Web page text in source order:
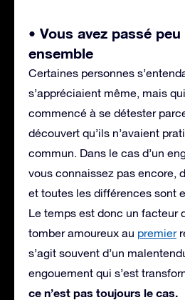
• Vous avez passé
ensemble
Certaines personnes
s’appréciaient même, mais
commencé à se détester
découvert qu’ils n’avaient
commun. Dans le cas d’un
vous connaissez pas encore,
et toutes les différences sont
Le temps est donc un facteur
tomber amoureux au premier
s’agit souvent d’un
engouement qui s’est
ce n’est pas toujours le cas.